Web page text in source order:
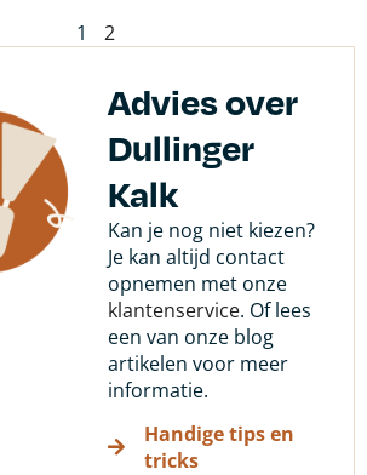
1 2
Advies over
Dullinger
Kalk
Kan je nog niet kiezen?
Je kan altijd contact
opnemen met onze
klantenservice. Of lees
een van onze blog
artikelen voor meer
informatie.
Handige tips en
tricks